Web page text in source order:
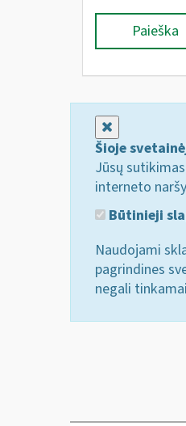
Paieška
Šioje
Jūsų
interneto
Būtinieji
Naudojami
pagrindines
negali